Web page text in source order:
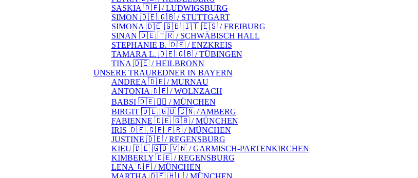
SASKIA 🇩🇪 / LUDWIGSBURG
SIMON 🇩🇪 🇬🇧 / STUTTGART
SIMONA 🇩🇪 🇬🇧 🇮🇹 🇪🇸 / FREIBURG
SINAN 🇩🇪 🇹🇷 / SCHWÄBISCH HALL
STEPHANIE B. 🇩🇪 / ENZKREIS
TAMARA L. 🇩🇪 🇬🇧 / TÜBINGEN
TINA 🇩🇪 / HEILBRONN
UNSERE TRAUREDNER IN BAYERN
ANDREA 🇩🇪 / MURNAU
ANTONIA 🇩🇪 / WOLNZACH
BABSI 🇩🇪 🏳️‍🌈 / MÜNCHEN
BIRGIT 🇩🇪 🇬🇧 🇨🇳 / AMBERG
FABIENNE 🇩🇪 🇬🇧 / MÜNCHEN
IRIS 🇩🇪 🇬🇧 🇫🇷 / MÜNCHEN
JUSTINE 🇩🇪 / REGENSBURG
KIEU 🇩🇪 🇬🇧 🇻🇳 / GARMISCH-PARTENKIRCHEN
KIMBERLY 🇩🇪 / REGENSBURG
LENA 🇩🇪 / MÜNCHEN
MARTHA 🇩🇪 🇭🇺 / MÜNCHEN